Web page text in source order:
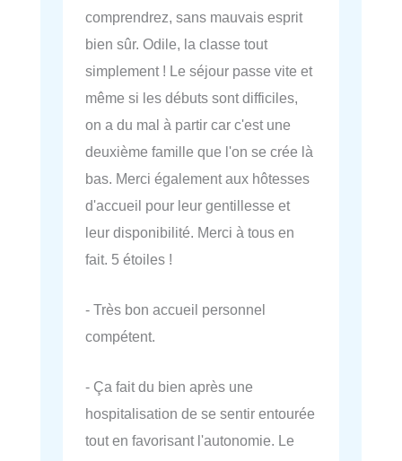
comprendrez, sans mauvais esprit
bien sûr. Odile, la classe tout
simplement ! Le séjour passe vite et
même si les débuts sont difficiles,
on a du mal à partir car c'est une
deuxième famille que l'on se crée là
bas. Merci également aux hôtesses
d'accueil pour leur gentillesse et
leur disponibilité. Merci à tous en
fait. 5 étoiles !
- Très bon accueil personnel
compétent.
- Ça fait du bien après une
hospitalisation de se sentir entourée
tout en favorisant l'autonomie. Le